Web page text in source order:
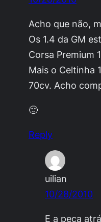
Acho que não,
Os 1.4 da GM
Corsa Premium
Mais o Celtinha
70cv. Acho
🙂
Reply
uilian
10/28/2010
E a peça